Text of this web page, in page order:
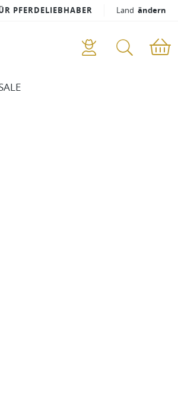
PFERDELIEBHABER Land ändern